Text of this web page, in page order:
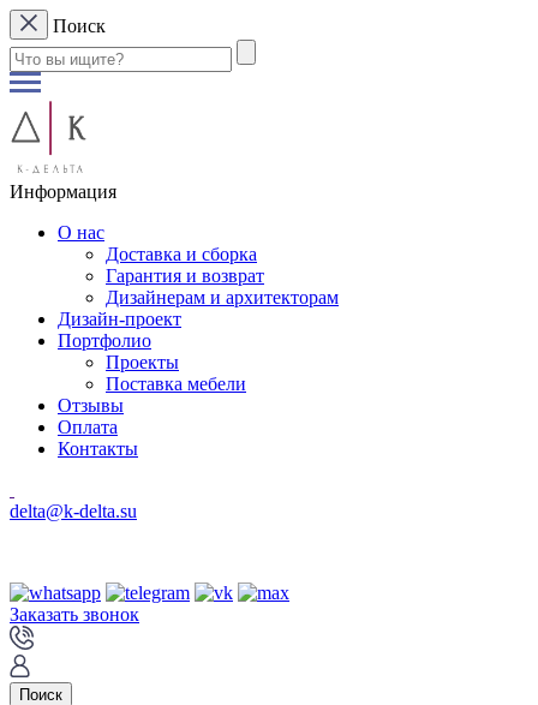
Поиск
Информация
О нас
Доставка и сборка
Гарантия и возврат
Дизайнерам и архитекторам
Дизайн-проект
Портфолио
Проекты
Поставка мебели
Отзывы
Оплата
Контакты
delta@k-delta.su
Заказать звонок
Поиск